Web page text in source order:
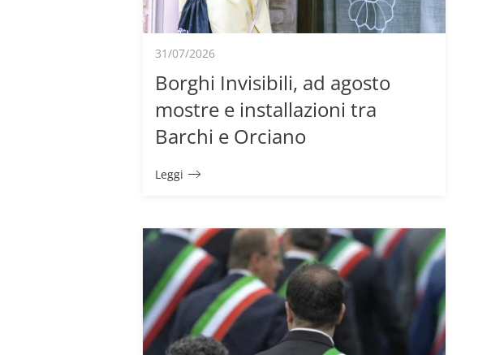
31/07/2026
Borghi Invisibili, ad agosto
mostre e installazioni tra
Barchi e Orciano
Leggi